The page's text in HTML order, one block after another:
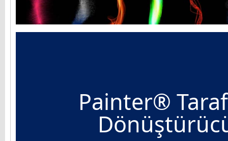
Painter®